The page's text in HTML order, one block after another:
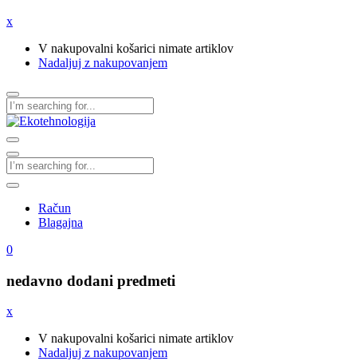
x
V nakupovalni košarici nimate artiklov
Nadaljuj z nakupovanjem
Račun
Blagajna
0
nedavno dodani predmeti
x
V nakupovalni košarici nimate artiklov
Nadaljuj z nakupovanjem